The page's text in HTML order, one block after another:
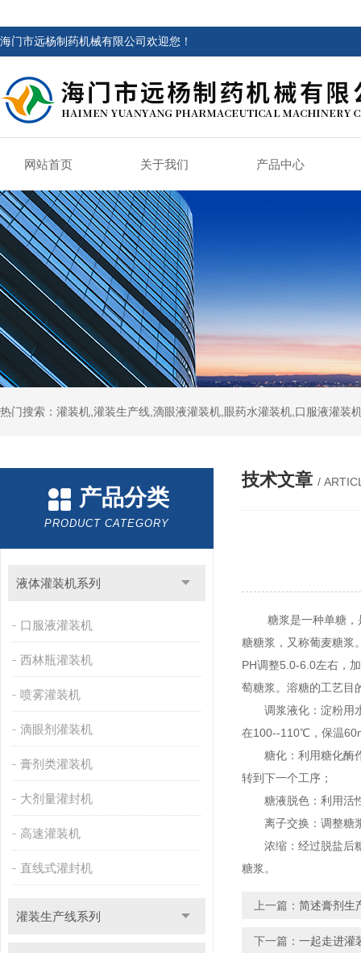
海门市远杨制药机械有限公司欢迎您！
网站首页 关于我们 产品中心
热门搜索：灌装机,灌装生产线,滴眼液灌装机,眼药水灌装机,口服液灌装
产品分类
PRODUCT CATEGORY
液体灌装机系列
口服液灌装机
西林瓶灌装机
喷雾灌装机
滴眼剂灌装机
膏剂类灌装机
大剂量灌封机
高速灌装机
直线式灌封机
灌装生产线系列
技术文章 /
糖浆是一种单糖，是
糖糖浆，又称葡麦糖浆
PH调整5.0-6.0左右，
萄糖浆。溶糖的工艺目
调浆液化：淀粉用水
在100--110℃，保温
糖化：利用糖化酶作
转到下一个工序；
糖液脱色：利用活性
离子交换：调整糖浆
浓缩：经过脱盐后糖
糖浆。
上一篇： 简述膏剂生
下一篇： 一起走进灌